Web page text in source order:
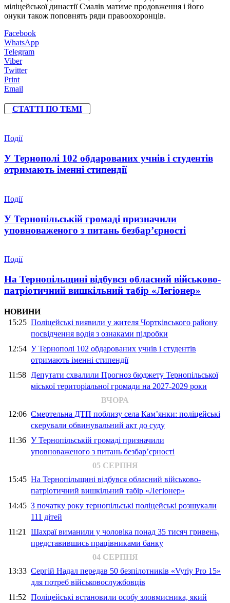
міліцейської династії Смалів матиме продовження і його
онуки також поповнять ряди правоохоронців.
Facebook
WhatsApp
Telegram
Viber
Twitter
Print
Email
СТАТТІ ПО ТЕМІ
Події
У Тернополі 102 обдарованих учнів і студентів
отримають іменні стипендії
Події
У Тернопільській громаді призначили
уповноваженого з питань безбар’єрності
Події
На Тернопільщині відбувся обласний військово-
патріотичний вишкільний табір «Легіонер»
НОВИНИ
15:25 Поліцейські виявили у жителя Чортківського району
посвідчення водія з ознаками підробки
12:54 У Тернополі 102 обдарованих учнів і студентів
отримають іменні стипендії
11:58 Депутати схвалили Прогноз бюджету Тернопільської
міської територіальної громади на 2027-2029 роки
ВЧОРА
12:06 Смертельна ДТП поблизу села Кам’янки: поліцейські
скерували обвинувальний акт до суду
11:36 У Тернопільській громаді призначили
уповноваженого з питань безбар’єрності
05 СЕРПНЯ
15:45 На Тернопільщині відбувся обласний військово-
патріотичний вишкільний табір «Легіонер»
14:45 З початку року тернопільські поліцейські розшукали
111 дітей
11:21 Шахраї виманили у чоловіка понад 35 тисяч гривень,
представившись працівниками банку
04 СЕРПНЯ
13:33 Сергій Надал передав 50 безпілотників «Vyriy Pro 15»
для потреб військовослужбовців
11:52 Поліцейські встановили особу зловмисника, який